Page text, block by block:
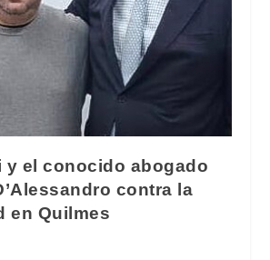
y el conocido abogado
contra la
en Quilmes